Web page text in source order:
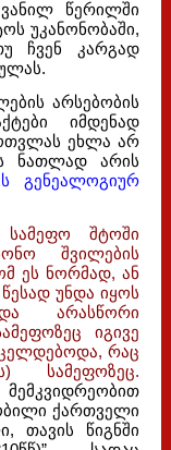
წერილში
უკანონობაში,
ჩვენ კარგად
არსებობის
იმდენად
ეხლა არ
ნათლად არის
გენეალოგიურ
შტოში
შვილების
ეს ნორმად, ან
უნდა იყოს
არასწორი
იგივე
რაც
სამეფოზეც.
ქართველი
თავის წიგნში